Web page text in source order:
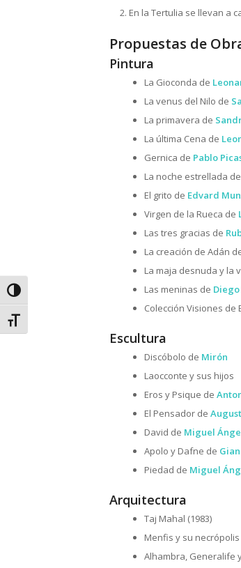
Alternar alto contraste
Alternar tamaño de letra
En la Tertulia se llevan a
Propuestas de
Pintura
La Gioconda de
La venus del Nilo de
La primavera de
La última Cena de
Gernica de Pablo
La noche estrellada de
El grito de Edvard
Virgen de la Rueca de
Las tres gracias de
La creación de Adán
La maja desnuda y la
Las meninas de
Colección Visiones de
Escultura
Discóbolo de Mirón
Laocconte y sus hijos
Eros y Psique de
El Pensador de
David de Miguel
Apolo y Dafne de
Piedad de Miguel
Arquitectura
Taj Mahal (1983)
Menfis y su
Alhambra, Generalife